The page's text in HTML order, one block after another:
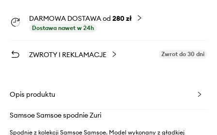
DARMOWA DOSTAWA od 280 zł
Dostawa nawet w 24h
ZWROTY I REKLAMACJE Zwrot do 30 dni
Opis produktu
Samsoe Samsoe spodnie Zuri
Spodnie z kolekcji Samsoe Samsoe. Model wykonany z gładkiej